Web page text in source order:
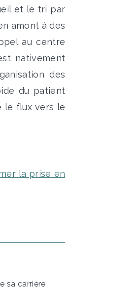
et le tri par
amont à des
au centre
nativement
des
du patient
le flux vers le
la prise en
sa carrière